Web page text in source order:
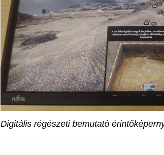
Digitális régészeti bemutató